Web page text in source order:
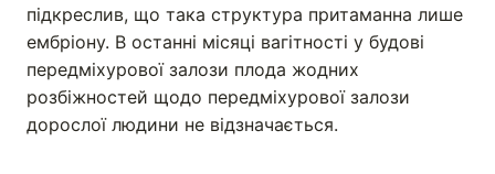
підкреслив, що така структура притаманна лише
ембріону. В останні місяці вагітності у будові
передміхурової залози плода жодних
розбіжностей щодо передміхурової залози
дорослої людини не відзначається.